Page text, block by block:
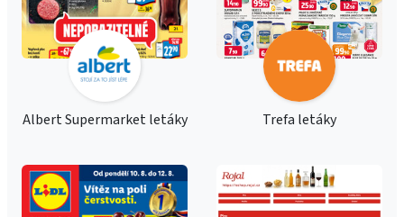
Albert Supermarket letáky Trefa letáky